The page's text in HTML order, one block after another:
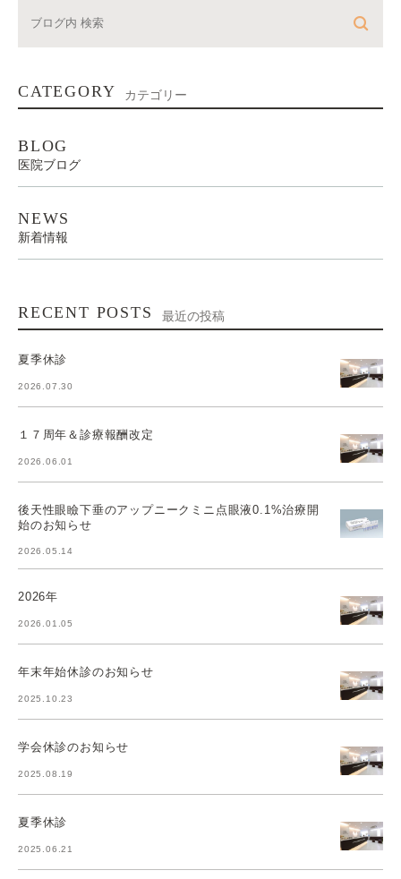
CATEGORY カテゴリー
BLOG
医院ブログ
NEWS
新着情報
RECENT POSTS 最近の投稿
夏季休診
2026.07.30
１７周年＆診療報酬改定
2026.06.01
後天性眼瞼下垂のアップニークミニ点眼液0.1%治療開
始のお知らせ
2026.05.14
2026年
2026.01.05
年末年始休診のお知らせ
2025.10.23
学会休診のお知らせ
2025.08.19
夏季休診
2025.06.21